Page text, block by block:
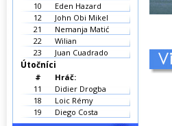
10
Eden Hazard
12
John Obi Mikel
21
Nemanja Matić
22
Wilian
23
Juan Cuadrado
Útočníci
#
Hráč:
11
Didier Drogba
18
Loic Rémy
19
Diego Costa